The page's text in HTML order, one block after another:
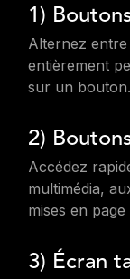
1)
Alternez
entièrement
sur un bouton.
2)
Accédez
multimédia,
mises en
3) Écran